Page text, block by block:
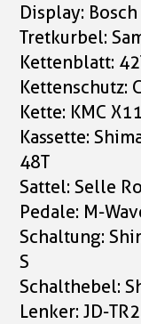
Display:
Tretkurbel:
Kettenblatt:
Kettenschutz:
Kette: KMC
Kassette:
48T
Sattel: Selle
Pedale: M-
Schaltung:
S
Schalthebel:
Lenker: JD-